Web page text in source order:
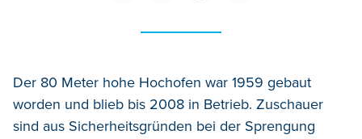
Der 80 Meter hohe Hochofen war 1959 gebaut
worden und blieb bis 2008 in Betrieb. Zuschauer
sind aus Sicherheitsgründen bei der Sprengung